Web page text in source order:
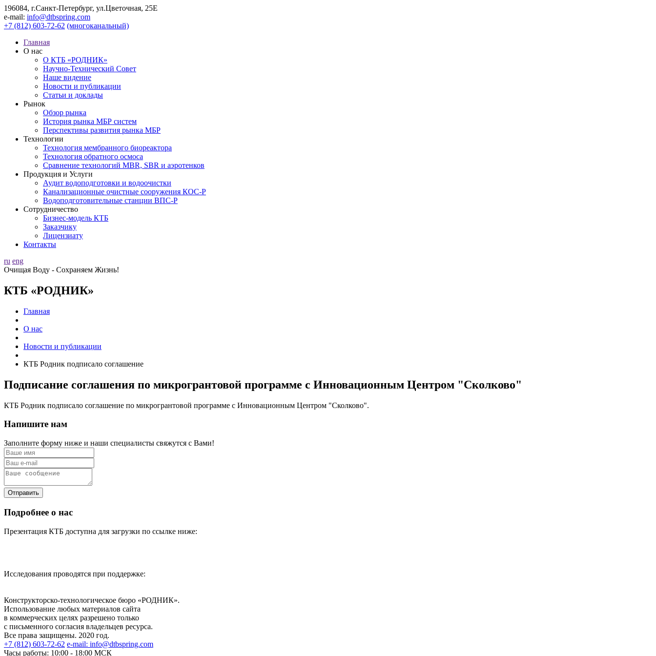
196084, г.Санкт-Петербург, ул.Цветочная, 25Е
e-mail: info@dtbspring.com
+7 (812) 603-72-62 (многоканальный)
Главная
О нас
О КТБ «РОДНИК»
Научно-Технический Совет
Наше видение
Новости и публикации
Статьи и доклады
Рынок
Обзор рынка
История рынка МБР систем
Перспективы развития рынка МБР
Технологии
Технология мембранного биореактора
Технология обратного осмоса
Сравнение технологий MBR, SBR и аэротенков
Продукция и Услуги
Аудит водоподготовки и водоочистки
Канализационные очистные сооружения КОС-Р
Водоподготовительные станции ВПС-Р
Сотрудничество
Бизнес-модель КТБ
Заказчику
Лицензиату
Контакты
ru eng
Очищая Воду - Сохраняем Жизнь!
КТБ «РОДНИК»
Главная
О нас
Новости и публикации
КТБ Родник подписало соглашение
Подписание соглашения по микрогрантовой программе с Инновационным Центром "Сколково"
КТБ Родник подписало соглашение по микрогрантовой программе с Инновационным Центром "Сколково".
Напишите нам
Заполните форму ниже и наши специалисты свяжутся с Вами!
Отправить
Подробнее о нас
Презентация КТБ доступна для загрузки по ссылке ниже:
Исследования проводятся при поддержке:
Конструкторско-технологическое бюро «РОДНИК».
Использование любых материалов сайта
в коммерческих целях разрешено только
с письменного согласия владельцев ресурса.
Все права защищены. 2020 год.
+7 (812) 603-72-62 e-mail: info@dtbspring.com
Часы работы: 10:00 - 18:00 МСК